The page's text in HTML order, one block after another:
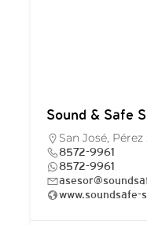
Sound & Safe
San José,
8572-9961
8572-9961
www.soundsafe-